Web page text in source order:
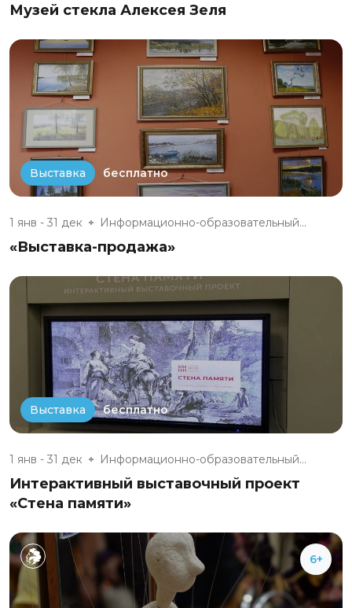
Музей стекла Алексея Зеля
Выставка бесплатно
1 янв - 31 дек Информационно-образовательный...
«Выставка-продажа»
Выставка бесплатно
1 янв - 31 дек Информационно-образовательный...
Интерактивный выставочный проект
«Стена памяти»
6+